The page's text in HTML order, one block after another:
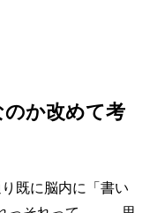
か改めて考
既に脳内に「書い